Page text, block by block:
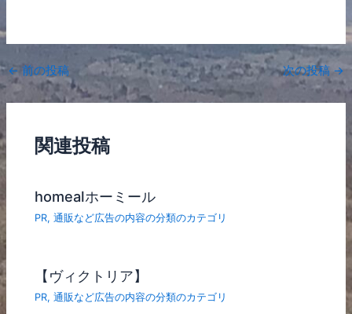
← 前の投稿 次の投稿 →
関連投稿
homealホーミール
PR,通販など広告の内容の分類のカテゴリ
【ヴィクトリア】
PR,通販など広告の内容の分類のカテゴリ